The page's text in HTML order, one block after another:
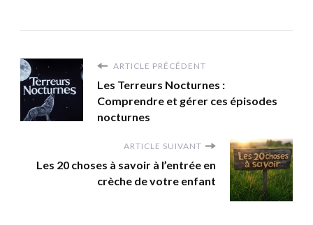
ARTICLE PRÉCÉDENT
Les Terreurs Nocturnes :
Comprendre et gérer ces épisodes
nocturnes
ARTICLE SUIVANT
Les 20 choses à savoir à l’entrée en
crèche de votre enfant